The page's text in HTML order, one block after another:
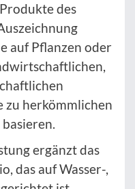
des
auf Pflanzen oder
zu herkömmlichen
ergänzt das
das auf Wasser-,